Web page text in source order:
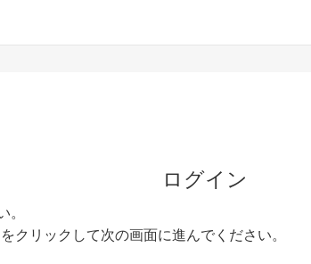
ログイン
。
クリックして次の画面に進んでください。